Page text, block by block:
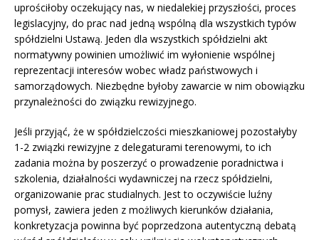
uprościłoby oczekujący nas, w niedalekiej przyszłości, proces
legislacyjny, do prac nad jedną wspólną dla wszystkich typów
spółdzielni Ustawą. Jeden dla wszystkich spółdzielni akt
normatywny powinien umożliwić im wyłonienie wspólnej
reprezentacji interesów wobec władz państwowych i
samorządowych. Niezbędne byłoby zawarcie w nim obowiązku
przynależności do związku rewizyjnego.
Jeśli przyjąć, że w spółdzielczości mieszkaniowej pozostałyby
1-2 związki rewizyjne z delegaturami terenowymi, to ich
zadania można by poszerzyć o prowadzenie poradnictwa i
szkolenia, działalności wydawniczej na rzecz spółdzielni,
organizowanie prac studialnych. Jest to oczywiście luźny
pomysł, zawiera jeden z możliwych kierunków działania,
konkretyzacja powinna być poprzedzona autentyczną debatą